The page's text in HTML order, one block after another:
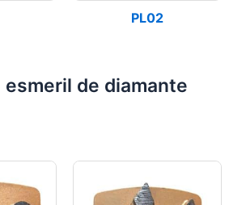
PL02
esmeril de diamante